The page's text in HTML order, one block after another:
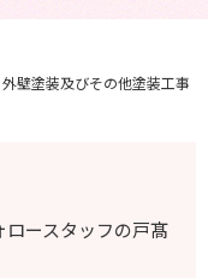
壁塗装及びその他塗装工事
ースタッフの戸髙